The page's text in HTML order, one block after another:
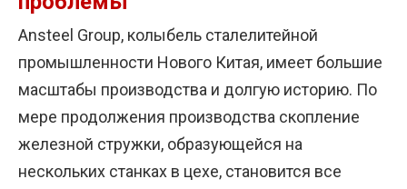
Ansteel Group, колыбель сталелитейной
промышленности Нового Китая, имеет большие
масштабы производства и долгую историю. По
мере продолжения производства скопление
железной стружки, образующейся на
нескольких станках в цехе, становится все